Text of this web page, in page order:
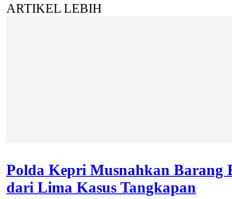
ARTIKEL LEBIH
Polda Kepri Musnahkan Barang
dari Lima Kasus Tangkapan